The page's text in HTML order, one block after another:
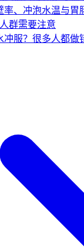
、冲泡水温与胃
群需要注意
冲服？很多人都做